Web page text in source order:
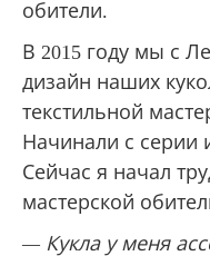
обители.
В 2015 году мы с
дизайн наших
текстильной
Начинали с серии
Сейчас я начал
мастерской
— Кукла у меня